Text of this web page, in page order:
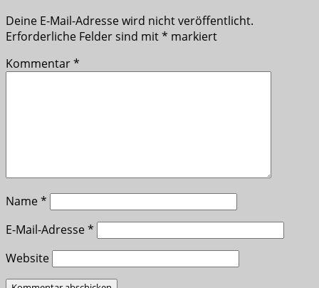
Deine E-Mail-Adresse wird nicht veröffentlicht.
Erforderliche Felder sind mit* markiert
Kommentar*
Name*
E-Mail-Adresse*
Website